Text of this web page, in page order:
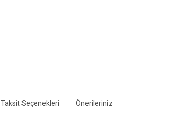
Taksit Seçenekleri Önerileriniz